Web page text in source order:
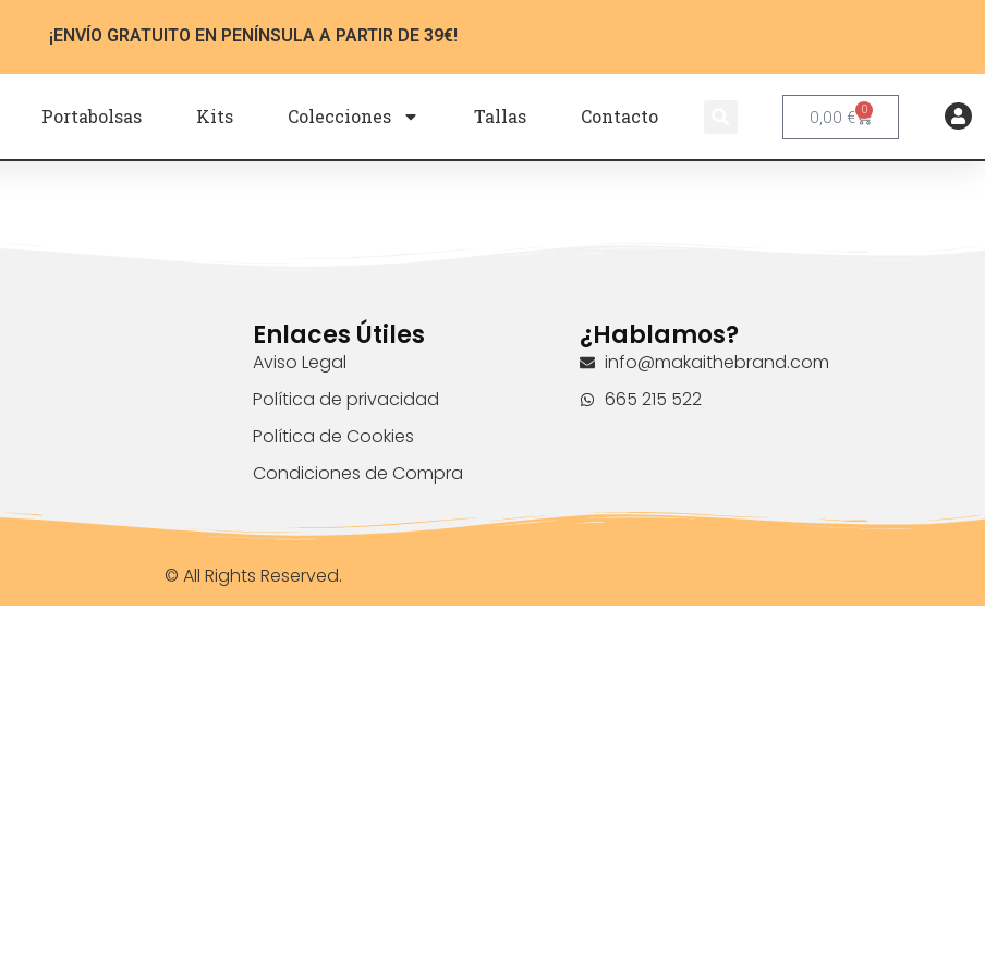
¡ENVÍO GRATUITO EN PENÍNSULA A PARTIR DE 39€!
Portabolsas Kits Colecciones Tallas Contacto 0,00 € 0
Enlaces Útiles
Aviso Legal
Política de privacidad
Política de Cookies
Condiciones de Compra
¿Hablamos?
info@makaithebrand.com
665 215 522
© All Rights Reserved.